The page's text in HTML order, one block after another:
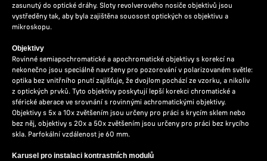
zasunutý do optické dráhy. Sloty revolverového nosiče objektivů jsou
vystředěny tak, aby byla zajištěna souosost optických os objektivu a
mikroskopu.
Objektivy
Rovinné semiapochromatické a apochromatické objektivy s korekcí na
nekonečno jsou speciálně navrženy pro pozorování v polarizovaném světle:
optika bez vnitřního pnutí zajišťuje, že dvojlom pochází ze vzorku, a nikoliv
z optických prvků. Tyto objektivy poskytují lepší korekci chromatické a
sférické aberace ve srovnání s rovinnými achromatickými objektivy.
Objektivy s 5x a 10x zvětšením jsou určeny pro práci s krycím sklem nebo
bez něj, objektivy s 20x a 50x zvětšením jsou určeny pro práci bez krycího
skla. Parfokální vzdálenost je 60 mm.
Karusel pro instalaci kontrastních modulů